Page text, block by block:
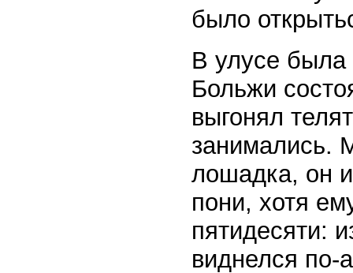
было
В улусе
Больжи
выгонял
занимались.
лошадка, он
пони, хотя
пятидесяти:
виднелся по-